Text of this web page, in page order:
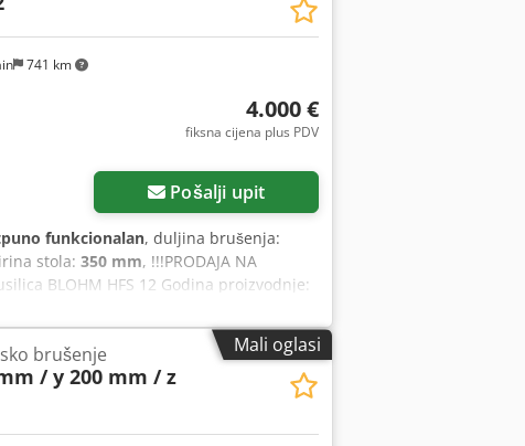
prethodnoj prodaji i greškama u
model PLANOMAT 616 / SIEMENS
741 km
4.000 €
fiksna cijena plus PDV
Pošalji upit
funkcionalan, duljina brušenja:
stola: 350 mm, !!!PRODAJA NA
BLOHM HFS 12 Godina proizvodnje:
magnetskog steznika: 1.350x350 mm
diskovi Stroj je u funkciji i može se u
Mali oglasi
brušenje
/ y 200 mm / z